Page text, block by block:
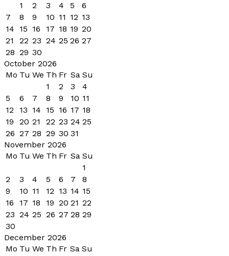
1
2 3 4 5
6
7
8 9 10 11 12 13
14
15 16 17 18 19 20
21
22 23 24 25 26 27
28 29 30
October 2026
Mo Tu We Th Fr Sa Su
1
2 3
4
5
6 7 8 9 10 11
12
13 14 15 16 17 18
19
20 21 22 23 24 25
26 27 28 29 30 31
November 2026
Mo Tu We Th Fr Sa Su
1
2
3 4 5 6 7
8
9
10 11 12 13 14 15
16
17 18 19 20 21 22
23 24 25 26 27 28 29
30
December 2026
Mo Tu We Th Fr Sa Su